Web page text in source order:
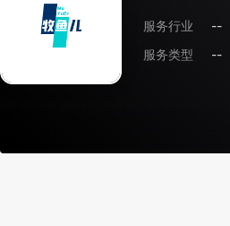
服务行业
--
服务类型
--